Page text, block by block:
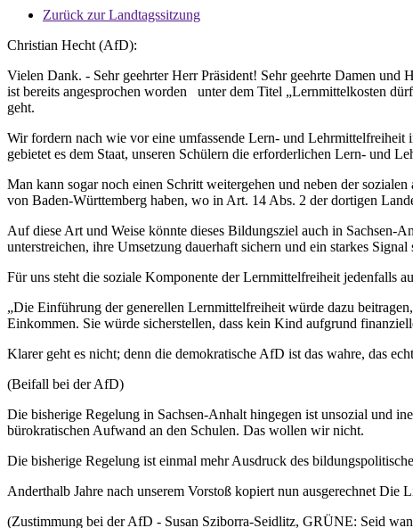
Zurück zur Landtagssitzung
Christian Hecht (AfD):
Vielen Dank. - Sehr geehrter Herr Präsident! Sehr geehrte Damen
ist bereits angesprochen worden unter dem Titel „Lernmittelkosten
geht.
Wir fordern nach wie vor eine umfassende Lern- und
gebietet es dem Staat, unseren Schülern die erforderlichen Lern- und
Man kann sogar noch einen Schritt weitergehen und neben der
von Baden-Württemberg haben, wo in Art. 14 Abs. 2 der dortigen
Auf diese Art und Weise könnte dieses Bildungsziel auch in Sachsen-
unterstreichen, ihre Umsetzung dauerhaft sichern und ein starkes
Für uns steht die soziale Komponente der Lernmittelfreiheit jedenfalls
„Die Einführung der generellen Lernmittelfreiheit würde dazu
Einkommen. Sie würde sicherstellen, dass kein Kind aufgrund
Klarer geht es nicht; denn die demokratische AfD ist das wahre, das
(Beifall bei der AfD)
Die bisherige Regelung in Sachsen-Anhalt hingegen ist unsozial und
bürokratischen Aufwand an den Schulen. Das wollen wir nicht.
Die bisherige Regelung ist einmal mehr Ausdruck des
Anderthalb Jahre nach unserem Vorstoß kopiert nun ausgerechnet Die
(Zustimmung bei der AfD - Susan Sziborra-Seidlitz, GRÜNE: Seid